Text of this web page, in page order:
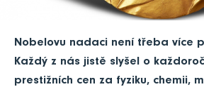
Nobelovu nadaci není třeba více
Každý z nás jistě slyšel o
prestižních cen za fyziku, chemii,